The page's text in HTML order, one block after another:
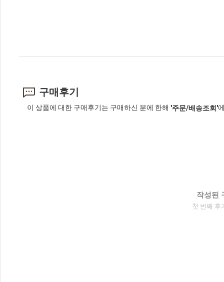
구매후기
이 상품에 대한 구매후기는 구매하신 분에 한해 '주문/배송조회'
작성된
첫 번째 후